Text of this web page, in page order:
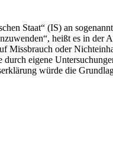
Staat“ (IS) an
heißt es in der
Missbrauch oder
eigene
würde die